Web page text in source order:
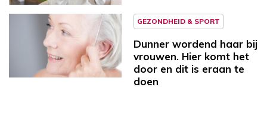
GEZONDHEID & SPORT
Dunner wordend haar bij
vrouwen. Hier komt het
door en dit is eraan te
doen